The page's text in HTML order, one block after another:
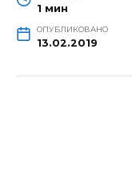
1 мин
ОПУБЛИКОВАНО
13.02.2019